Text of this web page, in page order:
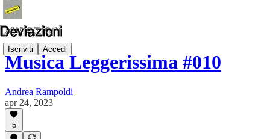
Iscriviti Accedi
Musica Leggerissima #010
Andrea Rampoldi
apr 24, 2023
5